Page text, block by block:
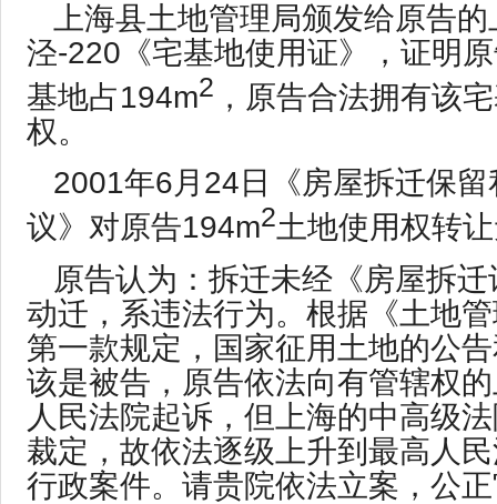
上海县土地管理局颁发给原告的
泾-220《宅基地使用证》，证明
基地占194m2 ，原告合法拥有该
权。
2001年6月24日《房屋拆迁保
议》对原告194m2土地使用权转
原告认为：拆迁未经《房屋拆
动迁，系违法行为。根据《土地
第一款规定，国家征用土地的公
该是被告，原告依法向有管辖权
人民法院起诉，但上海的中高级
裁定，故依法逐级上升到最高人
行政案件。请贵院依法立案，公